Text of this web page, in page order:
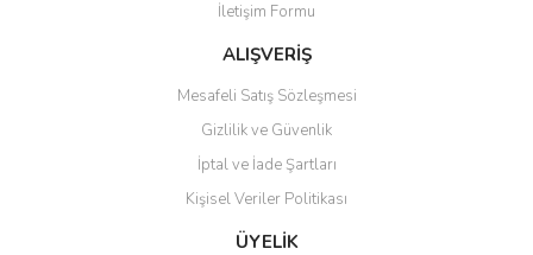
Ürün bilgilerinde hatalar bulunuyor.
Ürün fiyatı diğer sitelerden daha pahalı.
Gönder
İletişim Formu
ALIŞVERİŞ
Mesafeli Satış Sözleşmesi
Gizlilik ve Güvenlik
İptal ve İade Şartları
Kişisel Veriler Politikası
ÜYELİK